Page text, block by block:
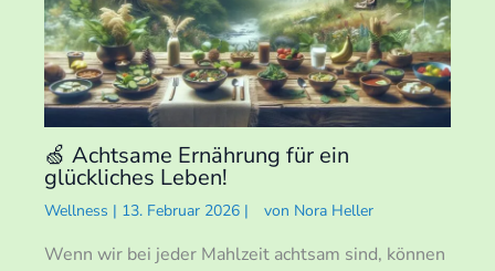
🍏 Achtsame Ernährung für ein
glückliches Leben!
Wellness | 13. Februar 2026 | von Nora Heller
Wenn wir bei jeder Mahlzeit achtsam sind, können